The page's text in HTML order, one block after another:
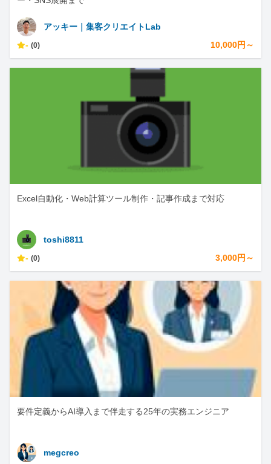
アッキー｜集客クリエイトLab
- (0) 10,000円～
Excel自動化・Web計算ツール制作・記事作成まで対応
toshi8811
- (0) 3,000円～
要件定義からAI導入まで伴走する25年の実務エンジニア
megcreo